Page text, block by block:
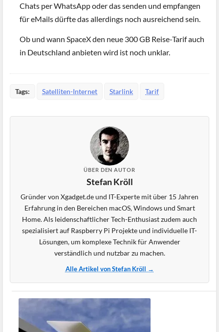
Chats per WhatsApp oder das senden und empfangen
für eMails dürfte das allerdings noch ausreichend sein.
Ob und wann SpaceX den neue 300 GB Reise-Tarif auch
in Deutschland anbieten wird ist noch unklar.
Tags: Satelliten-Internet Starlink Tarif
ÜBER DEN AUTOR
Stefan Kröll
Gründer von Xgadget.de und IT-Experte mit über 15 Jahren
Erfahrung in den Bereichen macOS, Windows und Smart
Home. Als leidenschaftlicher Tech-Enthusiast zudem auch
spezialisiert auf Raspberry Pi Projekte und individuelle IT-
Lösungen, um komplexe Technik für Anwender
verständlich und nutzbar zu machen.
Alle Artikel von Stefan Kröll →